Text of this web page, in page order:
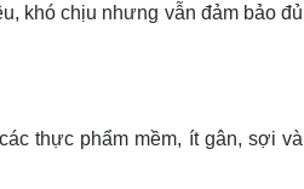
khó chịu nhưng vẫn đảm bảo đủ
thực phẩm mềm, ít gân, sợi và